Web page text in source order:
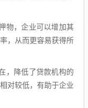
物，企业可以增加其
，从而更容易获得所
，降低了贷款机构的
对较低，有助于企业